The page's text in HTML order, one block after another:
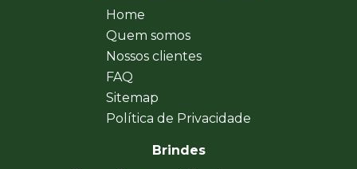
Home
Quem somos
Nossos clientes
FAQ
Sitemap
Política de Privacidade
Brindes